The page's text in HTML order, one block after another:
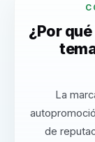
¿Por
La
de